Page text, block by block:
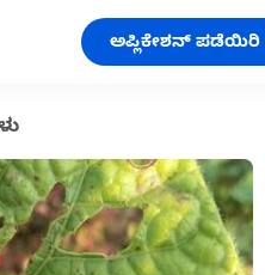
ಅಪ್ಲಿಕೇಶನ್ ಪಡೆಯಿರಿ